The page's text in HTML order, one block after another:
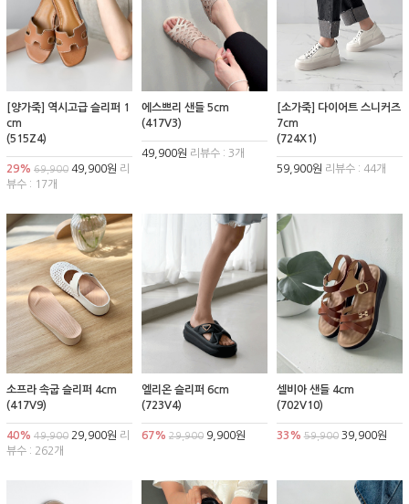
[양가죽] 역시고급 슬리퍼 1
cm
(515Z4)
29% 69,900 49,900원 리
뷰수 : 17개
에스쁘리 샌들 5cm
(417V3)
49,900원 리뷰수 : 3개
[소가죽] 다이어트 스니커즈
7cm
(724X1)
59,900원 리뷰수 : 44개
소프라 속굽 슬리퍼 4cm
(417V9)
40% 49,900 29,900원 리
뷰수 : 262개
엘리온 슬리퍼 6cm
(723V4)
67% 29,9009,900원
셀비아 샌들 4cm
(702V10)
33% 59,90039,900원